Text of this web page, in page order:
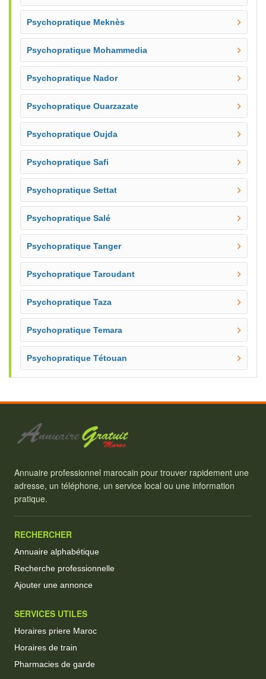
Psychopratique Meknès
Psychopratique Mohammedia
Psychopratique Nador
Psychopratique Ouarzazate
Psychopratique Oujda
Psychopratique Safi
Psychopratique Settat
Psychopratique Salé
Psychopratique Tanger
Psychopratique Taroudant
Psychopratique Taza
Psychopratique Temara
Psychopratique Tétouan
Annuaire professionnel marocain pour trouver rapidement une
adresse, un téléphone, un service local ou une information
pratique.
RECHERCHER
Annuaire alphabétique
Recherche professionnelle
Ajouter une annonce
SERVICES UTILES
Horaires priere Maroc
Horaires de train
Pharmacies de garde